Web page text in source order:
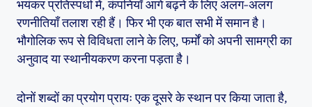
भयंकर प्रतिस्पर्धा में, कंपनियाँ आगे बढ़ने के लिए अलग-अलग
रणनीतियाँ तलाश रही हैं। फिर भी एक बात सभी में समान है।
भौगोलिक रूप से विविधता लाने के लिए, फर्मों को अपनी सामग्री का
अनुवाद या स्थानीयकरण करना पड़ता है।
दोनों शब्दों का प्रयोग प्रायः एक दूसरे के स्थान पर किया जाता है,